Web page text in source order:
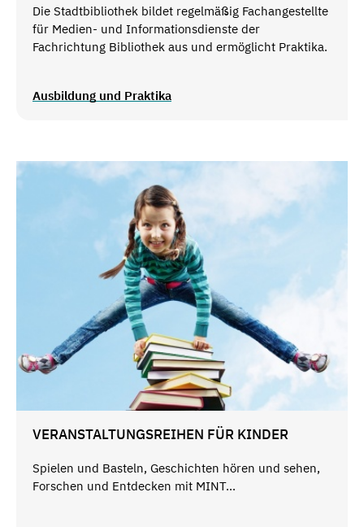
Die Stadtbibliothek bildet regelmäßig Fachangestellte
für Medien- und Informationsdienste der
Fachrichtung Bibliothek aus und ermöglicht Praktika.
Ausbildung und Praktika
VERANSTALTUNGSREIHEN FÜR KINDER
Spielen und Basteln, Geschichten hören und sehen,
Forschen und Entdecken mit MINT...